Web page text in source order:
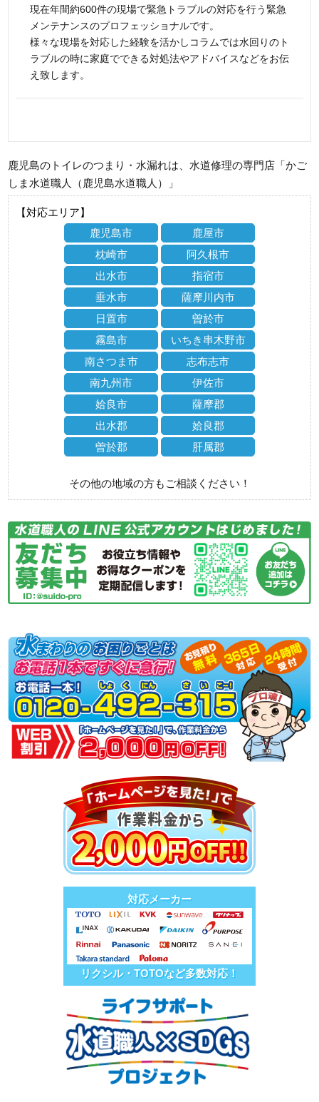
現在年間約600件の現場で緊急トラブルの対応を行う緊急
メンテナンスのプロフェッショナルです。
様々な現場を対応した経験を活かしコラムでは水回りのト
ラブルの時に家庭でできる対処法やアドバイスなどをお伝
え致します。
鹿児島のトイレのつまり・水漏れは、水道修理の専門店「かご
しま水道職人（鹿児島水道職人）」
【対応エリア】
鹿児島市
鹿屋市
枕崎市
阿久根市
出水市
指宿市
垂水市
薩摩川内市
日置市
曽於市
霧島市
いちき串木野市
南さつま市
志布志市
南九州市
伊佐市
姶良市
薩摩郡
出水郡
姶良郡
曽於郡
肝属郡
その他の地域の方もご相談ください！
対応メーカー
リクシル・TOTOなど多数対応！